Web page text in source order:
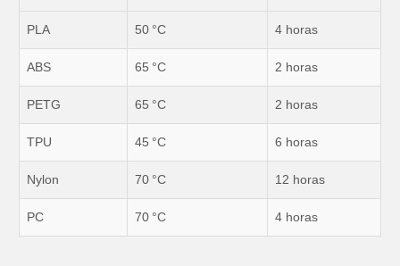
PLA 50 °C 4 horas
ABS 65 °C 2 horas
PETG 65 °C 2 horas
TPU 45 °C 6 horas
Nylon 70 °C 12 horas
PC 70 °C 4 horas